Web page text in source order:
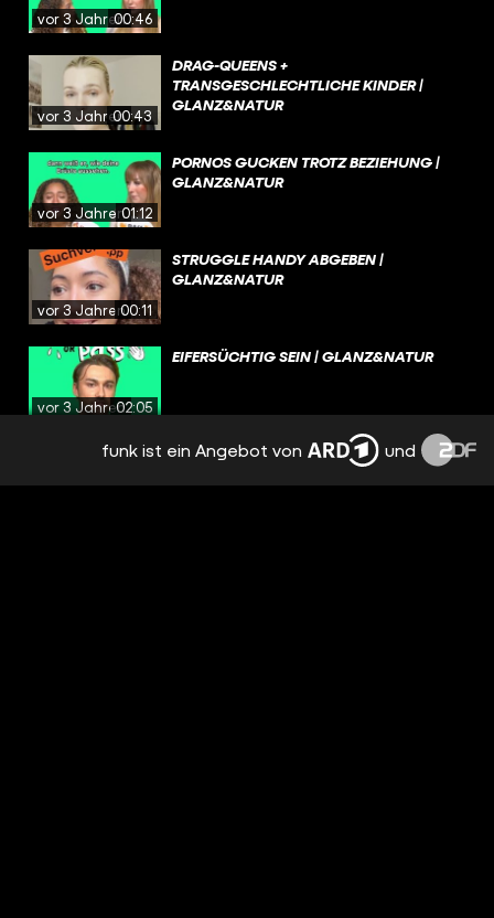
vor 3 Jahren00:46
vor 3 Jahren00:43
DRAG-QUEENS +
TRANSGESCHLECHTLICHE KINDER |
GLANZ&NATUR
vor 3 Jahren01:12
PORNOS GUCKEN TROTZ BEZIEHUNG |
GLANZ&NATUR
vor 3 Jahren00:11
STRUGGLE HANDY ABGEBEN |
GLANZ&NATUR
vor 3 Jahren02:05
EIFERSÜCHTIG SEIN | GLANZ&NATUR
TRANSGESCHLECHTLICHKEIT IST KEINE
SEXUELLE NEIGUNG | GLANZ&NATUR
funk ist ein Angebot von und